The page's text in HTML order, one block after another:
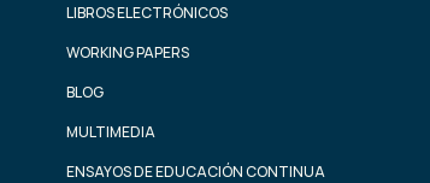
LIBROS ELECTRÓNICOS
WORKING PAPERS
BLOG
MULTIMEDIA
ENSAYOS DE EDUCACIÓN CONTINUA